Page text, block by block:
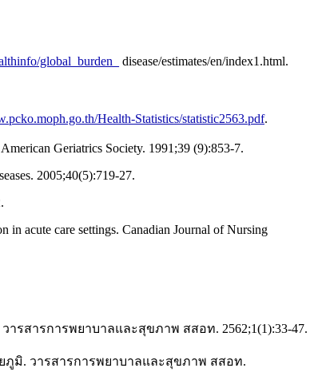
global_burden_
disease/estimates/en/index1.html.
Health-Statistics/statistic2563.pdf.
Geriatrics Society. 1991;39 (9):853-7.
2005;40(5):719-27.
acute care settings. Canadian Journal of Nursing
สารการพยาบาลและสุขภาพ สสอท. 2562;1(1):33-47.
มิ. วารสารการพยาบาลและสุขภาพ สสอท.